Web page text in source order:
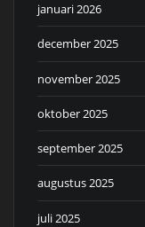
januari 2026
december 2025
november 2025
oktober 2025
september 2025
augustus 2025
juli 2025